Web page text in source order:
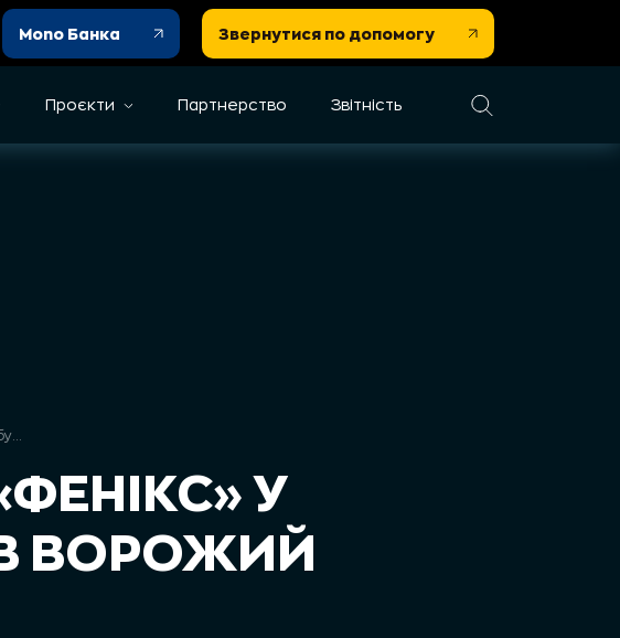
Mono Банка Звернутися по допомогу
Проєкти Партнерство Звітність
У
ВОРОЖИЙ